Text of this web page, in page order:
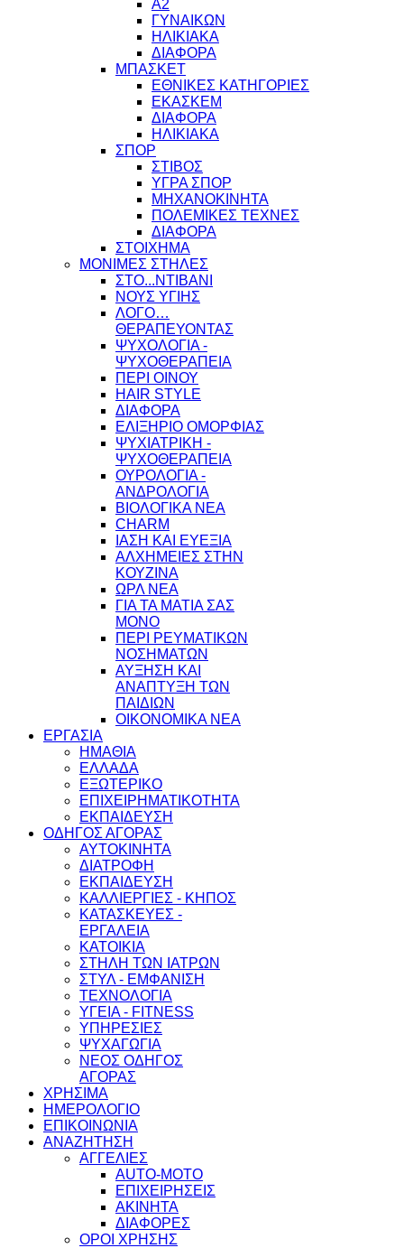
Α2
ΓΥΝΑΙΚΩΝ
ΗΛΙΚΙΑΚΑ
ΔΙΑΦΟΡΑ
ΜΠΑΣΚΕΤ
ΕΘΝΙΚΕΣ ΚΑΤΗΓΟΡΙΕΣ
ΕΚΑΣΚΕΜ
ΔΙΑΦΟΡΑ
ΗΛΙΚΙΑΚΑ
ΣΠΟΡ
ΣΤΙΒΟΣ
ΥΓΡΑ ΣΠΟΡ
ΜΗΧΑΝΟΚΙΝΗΤΑ
ΠΟΛΕΜΙΚΕΣ ΤΕΧΝΕΣ
ΔΙΑΦΟΡΑ
ΣΤΟΙΧΗΜΑ
ΜΟΝΙΜΕΣ ΣΤΗΛΕΣ
ΣΤΟ...ΝΤΙΒΑΝΙ
ΝΟΥΣ ΥΓΙΗΣ
ΛΟΓΟ…
ΘΕΡΑΠΕΥΟΝΤΑΣ
ΨΥΧΟΛΟΓΙΑ -
ΨΥΧΟΘΕΡΑΠΕΙΑ
ΠΕΡΙ ΟΙΝΟΥ
HAIR STYLE
ΔΙΑΦΟΡΑ
ΕΛΙΞΗΡΙΟ ΟΜΟΡΦΙΑΣ
ΨΥΧΙΑΤΡΙΚΗ -
ΨΥΧΟΘΕΡΑΠΕΙΑ
ΟΥΡΟΛΟΓΙΑ -
ΑΝΔΡΟΛΟΓΙΑ
ΒΙΟΛΟΓΙΚΑ ΝΕΑ
CHARM
ΙΑΣΗ ΚΑΙ ΕΥΕΞΙΑ
ΑΛΧΗΜΕΙΕΣ ΣΤΗΝ
ΚΟΥΖΙΝΑ
ΩΡΛ ΝEA
ΓΙΑ ΤΑ ΜΑΤΙΑ ΣΑΣ
ΜΟΝΟ
ΠΕΡΙ ΡΕΥΜΑΤΙΚΩΝ
ΝΟΣΗΜΑΤΩΝ
ΑΥΞΗΣΗ ΚΑΙ
ΑΝΑΠΤΥΞΗ ΤΩΝ
ΠΑΙΔΙΩΝ
ΟΙΚΟΝΟΜΙΚΑ ΝΕΑ
ΕΡΓΑΣΙΑ
ΗΜΑΘΙΑ
ΕΛΛΑΔΑ
ΕΞΩΤΕΡΙΚΟ
ΕΠΙΧΕΙΡΗΜΑΤΙΚΟΤΗΤΑ
ΕΚΠΑΙΔΕΥΣΗ
ΟΔΗΓΟΣ ΑΓΟΡΑΣ
ΑΥΤΟΚΙΝΗΤΑ
ΔΙΑΤΡΟΦΗ
ΕΚΠΑΙΔΕΥΣΗ
ΚΑΛΛΙΕΡΓΙΕΣ - ΚΗΠΟΣ
ΚΑΤΑΣΚΕΥΕΣ -
ΕΡΓΑΛΕΙΑ
ΚΑΤΟΙΚΙΑ
ΣΤΗΛΗ ΤΩΝ ΙΑΤΡΩΝ
ΣΤΥΛ - ΕΜΦΑΝΙΣΗ
ΤΕΧΝΟΛΟΓΙΑ
ΥΓΕΙΑ - FITNESS
ΥΠΗΡΕΣΙΕΣ
ΨΥΧΑΓΩΓΙΑ
ΝΕΟΣ ΟΔΗΓΟΣ
ΑΓΟΡΑΣ
ΧΡΗΣΙΜΑ
ΗΜΕΡΟΛΟΓΙΟ
ΕΠΙΚΟΙΝΩΝΙΑ
ΑΝΑΖΗΤΗΣΗ
ΑΓΓΕΛΙΕΣ
AUTO-MOTO
ΕΠΙΧΕΙΡΗΣΕΙΣ
ΑΚΙΝΗΤΑ
ΔΙΑΦΟΡΕΣ
ΟΡΟΙ ΧΡΗΣΗΣ